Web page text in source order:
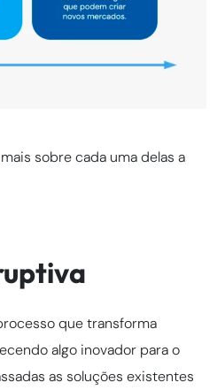
sobre cada uma delas a
que transforma
algo inovador para o
as soluções existentes